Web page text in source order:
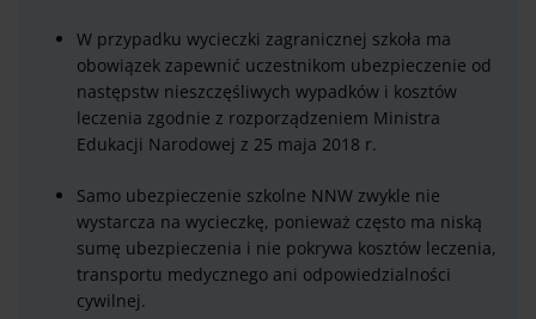
W przypadku wycieczki zagranicznej szkoła ma
obowiązek zapewnić uczestnikom ubezpieczenie od
następstw nieszczęśliwych wypadków i kosztów
leczenia zgodnie z rozporządzeniem Ministra
Edukacji Narodowej z 25 maja 2018 r.
Samo ubezpieczenie szkolne NNW zwykle nie
wystarcza na wycieczkę, ponieważ często ma niską
sumę ubezpieczenia i nie pokrywa kosztów leczenia,
transportu medycznego ani odpowiedzialności
cywilnej.